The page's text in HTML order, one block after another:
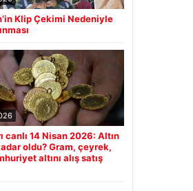
Klip Çekimi Nedeniyle
canlı 14 Nisan 2026: Altın
oldu? Gram, çeyrek,
altını alış satış